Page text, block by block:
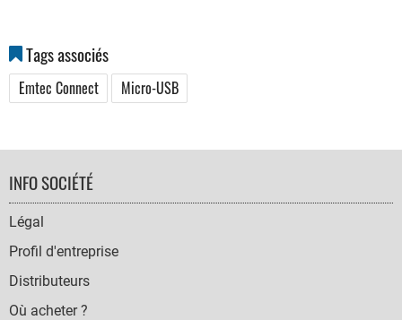
Tags associés
Emtec Connect Micro-USB
FOOTER
NAVIGATION
INFO SOCIÉTÉ
Légal
Profil d'entreprise
Distributeurs
Où acheter ?